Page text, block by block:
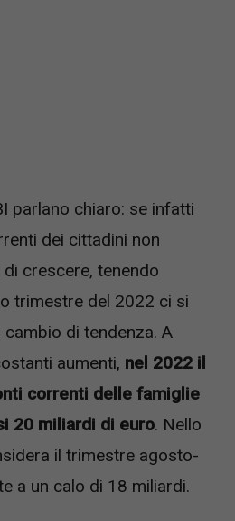
parlano chiaro: se infatti
dei cittadini non
crescere, tenendo
trimestre del 2022 ci si
di tendenza. A
aumenti, nel 2022 il
correnti delle famiglie
20 miliardi di euro. Nello
il trimestre agosto-
a un calo di 18 miliardi.